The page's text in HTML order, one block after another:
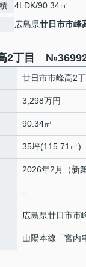
4LDK/90.34㎡
広島県廿日市市峰
2丁目
廿日市市峰高2
3,298万円
90.34㎡
35坪(115.71㎡)
2026年2月（新築
-
広島県廿日市市
山陽本線 「宮内